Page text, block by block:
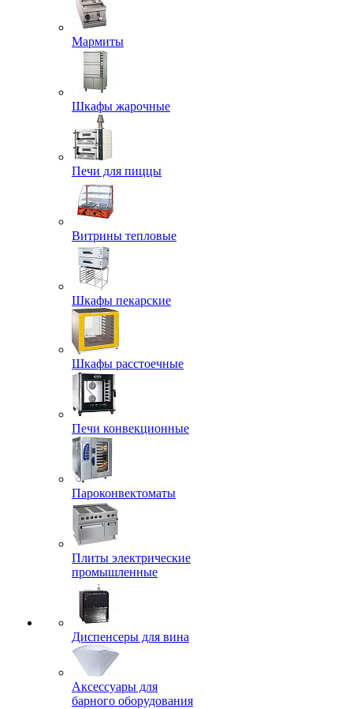
Мармиты
Шкафы жарочные
Печи для пиццы
Витрины тепловые
Шкафы пекарские
Шкафы расстоечные
Печи конвекционные
Пароконвектоматы
Плиты электрические
промышленные
Диспенсеры для вина
Аксессуары для
барного оборудования